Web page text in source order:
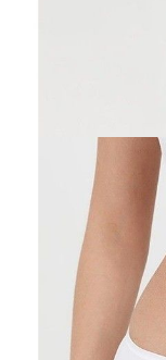
ПОЛУЧИТЬ
czas dostawy: 1-2 dni
Odbiór osobistyw
pn.- czw. 8:00 -
Opis produktu
O produkcie
Majtki "bikini" LB
wykończone
większą cześć bioder.
bawełna 92%; elastan
Udostępnij produkt